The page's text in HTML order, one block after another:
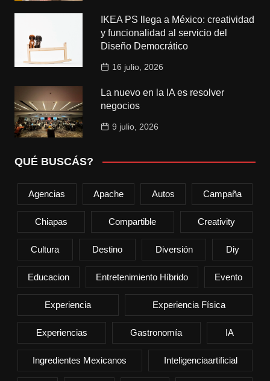
IKEA PS llega a México: creatividad
y funcionalidad al servicio del
Diseño Democrático
16 julio, 2026
La nuevo en la IA es resolver
negocios
9 julio, 2026
QUÉ BUSCÁS?
Agencias Apache Autos Campaña
Chiapas Compartible Creativity
Cultura Destino Diversión Diy
Educacion Entretenimiento Híbrido Evento
Experiencia Experiencia Física
Experiencias Gastronomía IA
Ingredientes Mexicanos Inteligenciaartificial